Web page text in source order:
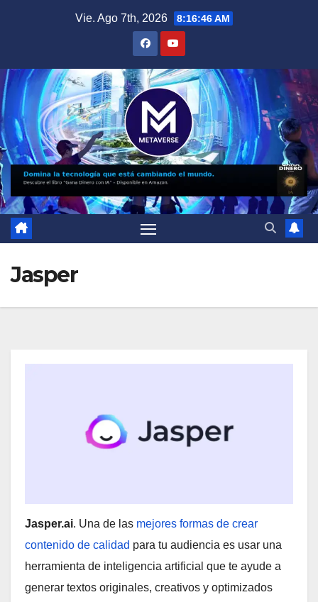
Vie. Ago 7th, 2026 8:16:47 AM
Jasper
Jasper.ai. Una de las mejores formas de crear
contenido de calidad para tu audiencia es usar una
herramienta de inteligencia artificial que te ayude a
generar textos originales, creativos y optimizados